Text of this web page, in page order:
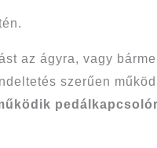
az ágyra, vagy
szerűen